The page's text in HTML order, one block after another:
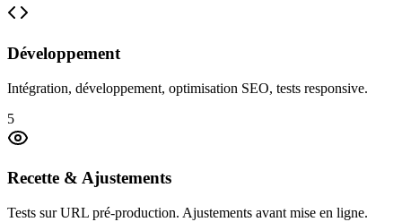
Développement
Intégration, développement, optimisation SEO, tests responsive.
5
Recette & Ajustements
Tests sur URL pré-production. Ajustements avant mise en ligne.